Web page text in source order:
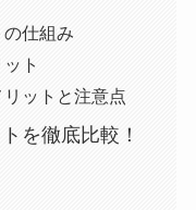
仕組み
ト
ットと注意点
を徹底比較！